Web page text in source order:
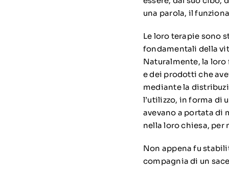
una parola, il
Le loro terapie sono
fondamentali della
Naturalmente, la loro
e dei prodotti che
mediante la
l’utilizzo, in forma di
avevano a portata di
nella loro chiesa, per
Non appena fu
compagnia di un